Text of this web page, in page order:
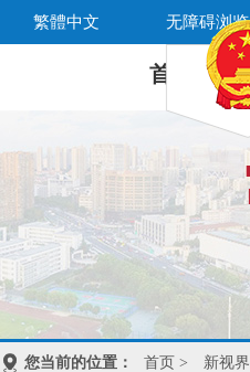
繁體中文 无障碍浏览
首 页
您当前的位置： 首页 > 新视界